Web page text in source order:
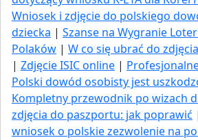
Wniosek i zdjęcie do polskiego
dziecka | Szanse na Wygranie
Polaków | W co się ubrać do
| Zdjęcie ISIC online |
Polski dowód osobisty jest
Kompletny przewodnik po wizach
zdjęcia do paszportu: jak poprawić |
wniosek o polskie zezwolenie na